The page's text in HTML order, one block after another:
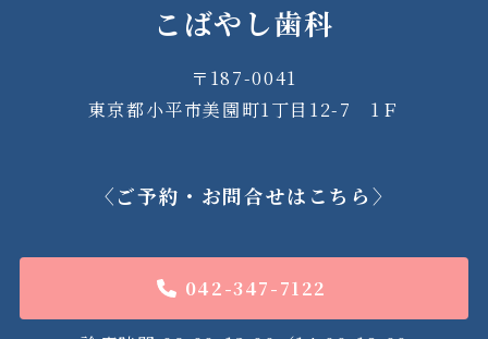
こばやし歯科
〒187-0041
東京都小平市美園町1丁目12-7 1Ｆ
〈ご予約・お問合せはこちら〉
042-347-7122